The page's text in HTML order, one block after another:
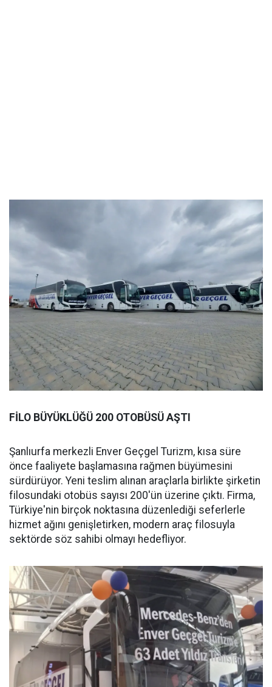
FİLO BÜYÜKLÜĞÜ 200 OTOBÜSÜ AŞTI
Şanlıurfa merkezli Enver Geçgel Turizm, kısa süre
önce faaliyete başlamasına rağmen büyümesini
sürdürüyor. Yeni teslim alınan araçlarla birlikte şirketin
filosundaki otobüs sayısı 200'ün üzerine çıktı. Firma,
Türkiye'nin birçok noktasına düzenlediği seferlerle
hizmet ağını genişletirken, modern araç filosuyla
sektörde söz sahibi olmayı hedefliyor.